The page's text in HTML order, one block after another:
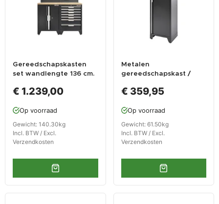
Gereedschapskasten
set wandlengte 136 cm.
hangkasten,
matzwart .
€ 1.239,00
Op voorraad
Gewicht: 140.30kg
Incl. BTW / Excl.
Verzendkosten
Metalen
gereedschapskast /
breed 46 diep en 200
matzwart.
€ 359,95
Op voorraad
Gewicht: 61.50kg
Incl. BTW / Excl.
Verzendkosten